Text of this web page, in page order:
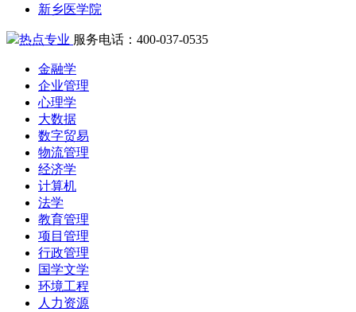
新乡医学院
热点专业 服务电话：400-037-0535
金融学
企业管理
心理学
大数据
数字贸易
物流管理
经济学
计算机
法学
教育管理
项目管理
行政管理
国学文学
环境工程
人力资源